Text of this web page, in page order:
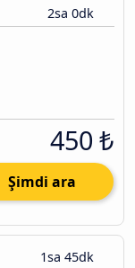
2sa 0dk
450 ₺
Şimdi ara
1sa 45dk